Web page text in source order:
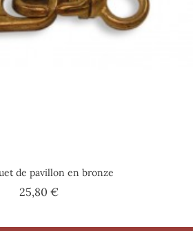
de pavillon en bronze
25,80 €Prix